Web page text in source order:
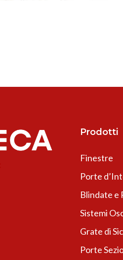
Prodotti
Finestre
Porte
Blindate e
Sistemi
Grate di
Porte